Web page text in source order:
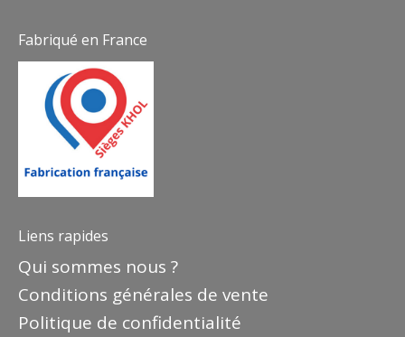
Fabriqué en France
Liens rapides
Qui sommes nous ?
Conditions générales de vente
Politique de confidentialité